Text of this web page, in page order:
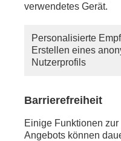
schreiben Sie uns
Sie vermissen einen
PHOENIX.online viele
verwendetes Gerät.
Personalisierte
Erstellen eines
Nutzerprofils
Barrierefreiheit
Einige Funktionen
Angebots können